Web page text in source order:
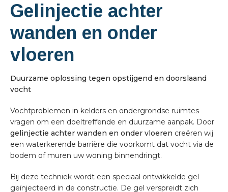
Gelinjectie achter
wanden en onder
vloeren
Duurzame oplossing tegen opstijgend en doorslaand
vocht
Vochtproblemen in kelders en ondergrondse ruimtes
vragen om een doeltreffende en duurzame aanpak. Door
gelinjectie achter wanden en onder vloeren creëren wij
een waterkerende barrière die voorkomt dat vocht via de
bodem of muren uw woning binnendringt.
Bij deze techniek wordt een speciaal ontwikkelde gel
geïnjecteerd in de constructie. De gel verspreidt zich